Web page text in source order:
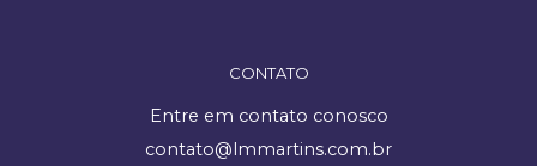
CONTATO
Entre em contato conosco
contato@lmmartins.com.br